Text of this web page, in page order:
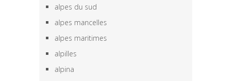
alpes du sud
alpes mancelles
alpes maritimes
alpilles
alpina